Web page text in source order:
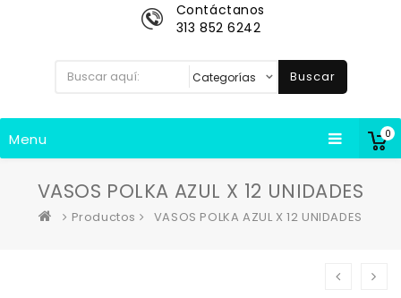
0
Contáctanos
313 852 6242
Buscar
Menu
VASOS POLKA AZUL X 12 UNIDADES
Productos VASOS POLKA AZUL X 12 UNIDADES